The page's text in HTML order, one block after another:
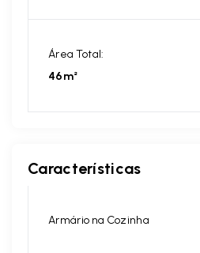
Área Total:
46m²
Características
Armário na Cozinha